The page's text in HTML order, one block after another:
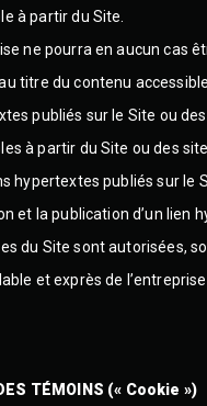
à partir du Site.
ne pourra en aucun cas
titre du contenu
publiés sur le Site ou
à partir du Site ou des
hypertextes publiés sur le
et la publication d’un lien
du Site sont autorisées,
et exprès de l’entreprise.
TÉMOINS (« Cookie »)